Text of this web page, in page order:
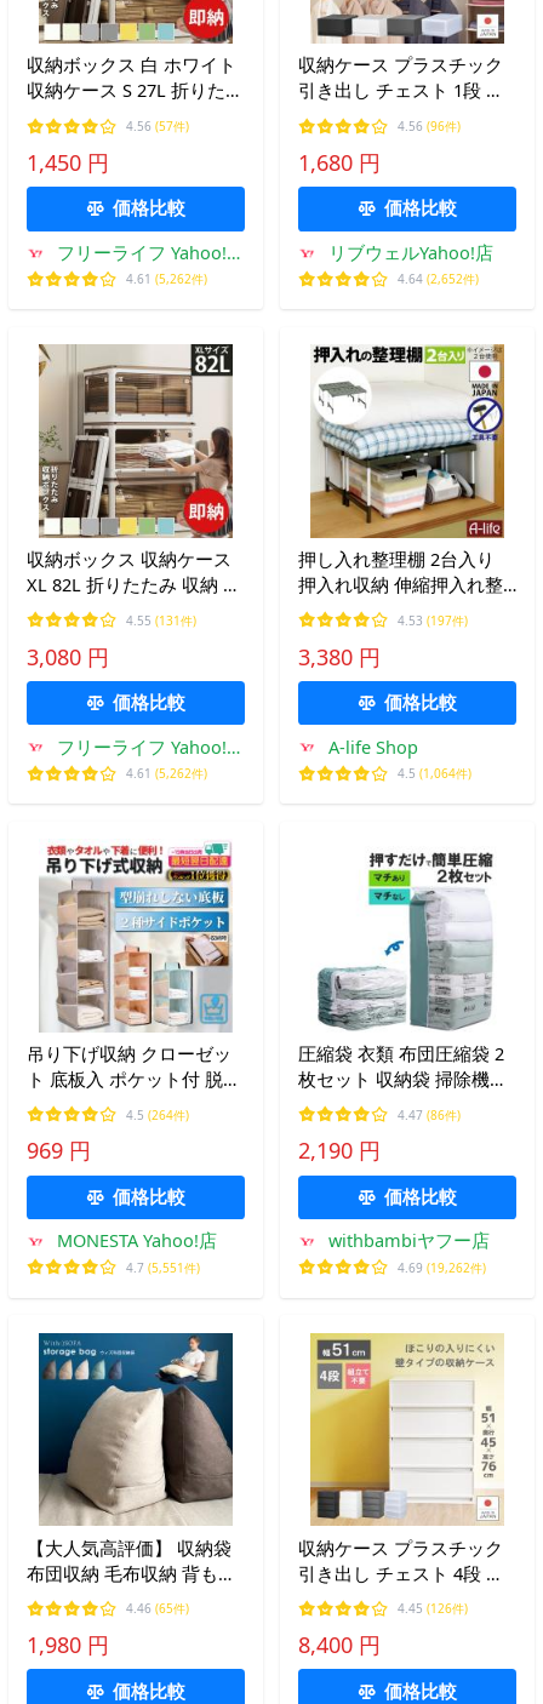
収納ボックス 白 ホワイト
収納ケース S 27L 折りたた
み 収納 ふた付き キャスタ
ー付き 5面開き おしゃれ
プラスチック 衣装ケース
コンテナ ボックス 衣類
4.56 (57件)
1,450 円
価格比較
フリーライフ Yahoo!シ
ョッピング店
4.61 (5,262件)
収納ケース プラスチック
引き出し チェスト 1段 幅
34cm 奥行45cm 高さ
20.5cm 衣替え プラストベ
ーシックFR3401
4.56 (96件)
1,680 円
価格比較
リブウェルYahoo!店
4.64 (2,652件)
収納ボックス 収納ケース
XL 82L 折りたたみ 収納 ふ
た付き キャスター付き 5
面開き ホワイト 白 おしゃ
れ プラスチック 衣装ケー
ス コンテナ ボックス 衣類
4.55 (131件)
3,080 円
価格比較
フリーライフ Yahoo!シ
ョッピング店
4.61 (5,262件)
押し入れ整理棚 2台入り
押入れ収納 伸縮押入れ整
理棚 クローゼット 収納 押
入れ 整理棚 棚 収納 布団
収納 衣装ケース 引き出し
4.53 (197件)
3,380 円
価格比較
A-life Shop
4.5 (1,064件)
吊り下げ収納 クローゼッ
ト 底板入 ポケット付 脱衣
所 衣類収納 折りたたみ 下
着 小物 タオル 吊り下げ式
収納 ラック 2段 3段 4段 突
っ張り棒
4.5 (264件)
969 円
価格比較
MONESTA Yahoo!店
4.7 (5,551件)
圧縮袋 衣類 布団圧縮袋 2
枚セット 収納袋 掃除機不
要 掃除機 ポンプ 不要 布
団 ふとん 立体 マチ付き
マチなし 大容量 特大 立体
新生活 ポイント利用 母の
4.47 (86件)
2,190 円
価格比較
withbambiヤフー店
4.69 (19,262件)
【大人気高評価】 収納袋
布団収納 毛布収納 背もた
れになる 三角 タオルケッ
ト収納 収納カバー すっき
り収納 送料無料 b510 カバ
ーのみの販売
4.46 (65件)
1,980 円
価格比較
収納ケース プラスチック
引き出し チェスト 4段 幅
51cm 奥行45cm 高さ
75.5cm 衣替え プラストベ
ーシックFR5104
4.45 (126件)
8,400 円
価格比較